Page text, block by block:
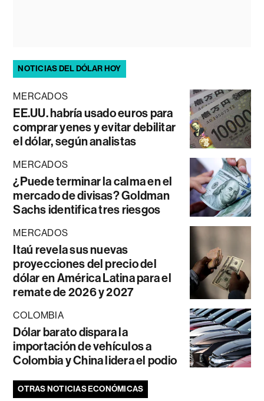
NOTICIAS DEL DÓLAR HOY
MERCADOS
EE.UU. habría usado euros para
comprar yenes y evitar debilitar
el dólar, según analistas
MERCADOS
¿Puede terminar la calma en el
mercado de divisas? Goldman
Sachs identifica tres riesgos
MERCADOS
Itaú revela sus nuevas
proyecciones del precio del
dólar en América Latina para el
remate de 2026 y 2027
COLOMBIA
Dólar barato dispara la
importación de vehículos a
Colombia y China lidera el podio
OTRAS NOTICIAS ECONÓMICAS